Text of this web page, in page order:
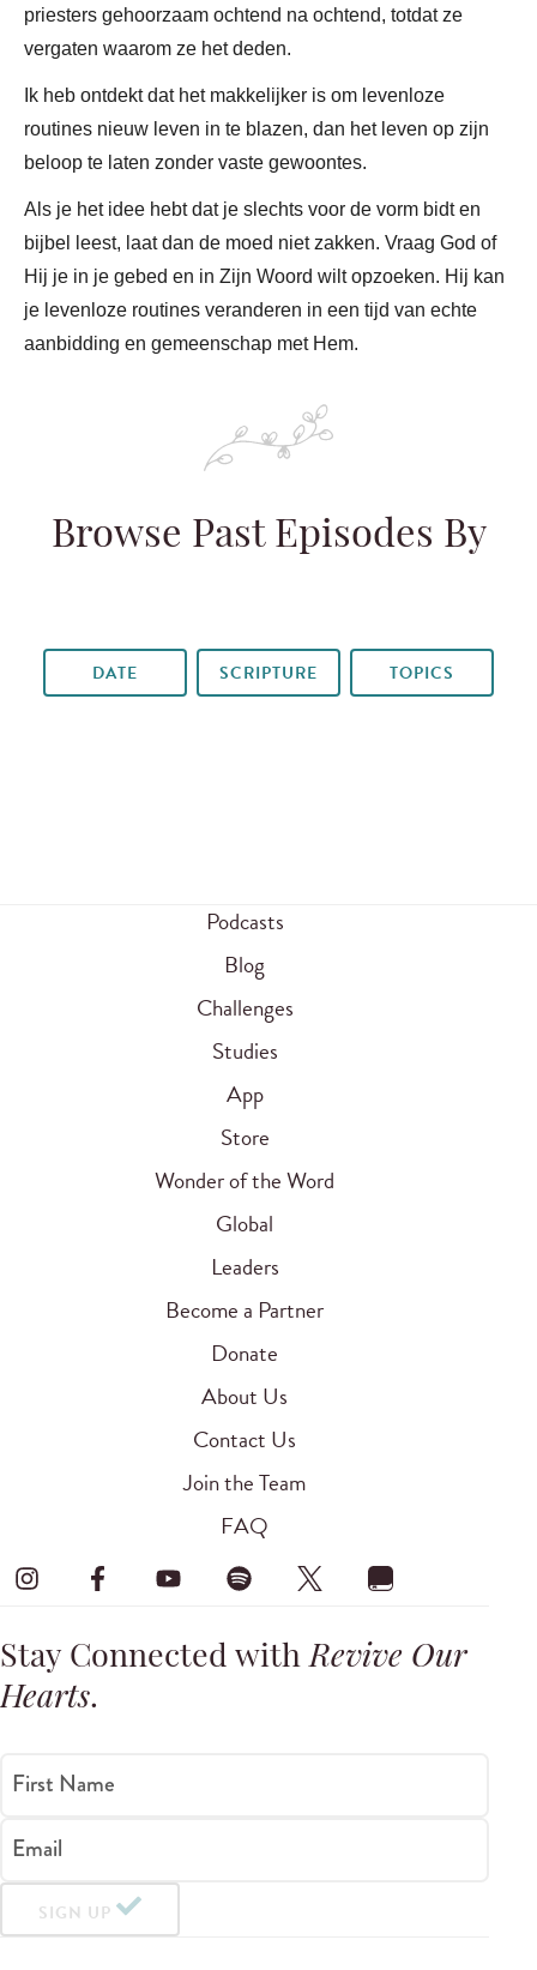
priesters gehoorzaam ochtend na ochtend, totdat ze
vergaten waarom ze het deden.
Ik heb ontdekt dat het makkelijker is om levenloze
routines nieuw leven in te blazen, dan het leven op zijn
beloop te laten zonder vaste gewoontes.
Als je het idee hebt dat je slechts voor de vorm bidt en
bijbel leest, laat dan de moed niet zakken. Vraag God of
Hij je in je gebed en in Zijn Woord wilt opzoeken. Hij kan
je levenloze routines veranderen in een tijd van echte
aanbidding en gemeenschap met Hem.
Browse Past Episodes By
DATE SCRIPTURE TOPICS
Podcasts
Blog
Challenges
Studies
App
Store
Wonder of the Word
Global
Leaders
Become a Partner
Donate
About Us
Contact Us
Join the Team
FAQ
Stay Connected withRevive Our
Hearts.
First Name
Email
SIGN UP